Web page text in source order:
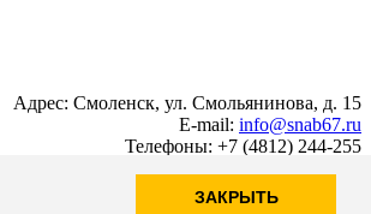
ЗАКРЫТЬ
Адрес: Смоленск, ул. Смольянинова, д. 15
E-mail: info@snab67.ru
Телефоны: +7 (4812) 244-255